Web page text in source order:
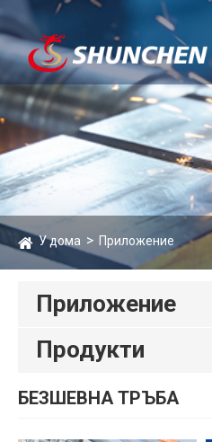
У дома Приложение
Приложение
Продукти
БЕЗШЕВНА ТРЪБА